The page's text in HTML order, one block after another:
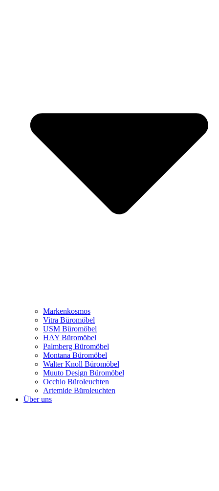
Markenkosmos
Vitra Büromöbel
USM Büromöbel
HAY Büromöbel
Palmberg Büromöbel
Montana Büromöbel
Walter Knoll Büromöbel
Muuto Design Büromöbel
Occhio Büroleuchten
Artemide Büroleuchten
Über uns